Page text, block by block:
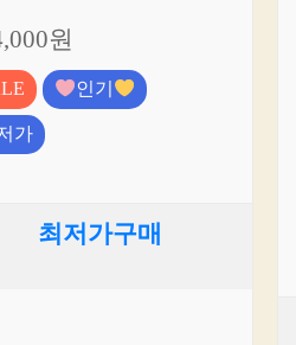
원
인기
가
최저가구매